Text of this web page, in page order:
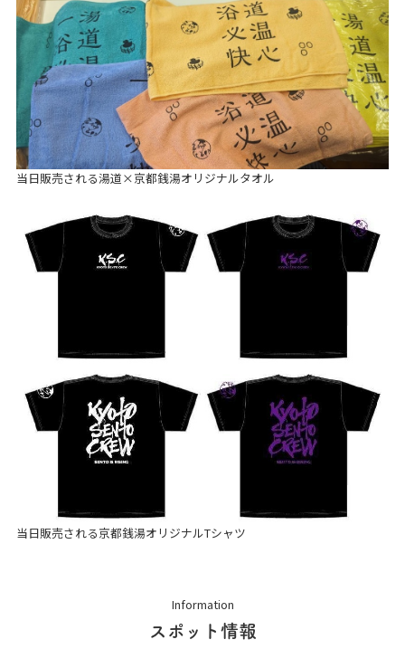
当日販売される湯道×京都銭湯オリジナルタオル
当日販売される京都銭湯オリジナルTシャツ
Information
スポット情報